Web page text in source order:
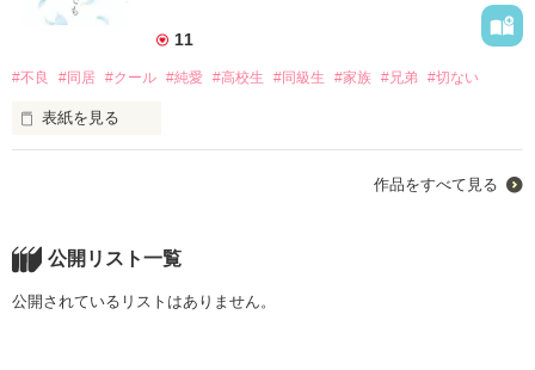
「この先、お前が俺を好きになるまでずっと待ってやる。何年
かかってもいい。だって……」
──────風渚は、俺が一番意地悪したい女だから。
忘れられない一瞬、私は君に恋をした。
大里成耶（おおさとなるや）
「……なに。俺に干渉しないでよ」
愛想の悪い一匹狼
「金額分、ちゃんと働いてくれるんでしょ？？」
表の甘いスマイルは嘘！？　腹黒王子様
宮畑蒼都（みやはたあおと）
「……俺の兄のために、巻き込まれてくれませんか」
なんと、び、ビジネス告白のようで？
佐藤麻里花（さとう まりか）
梅木 紗良（うめき さら）
×
恋なんて初めてで、分からないことだらけだけど。
君と一緒なら、きっと全部、乗り越えられるよ。
11
#不良 #同居 #クール #純愛 #高校生 #同級生 #家族 #兄弟 #切ない
表紙を見る
この広い世界の下、一人きりで。
作品をすべて見る
公開リスト一覧
公開されているリストはありません。